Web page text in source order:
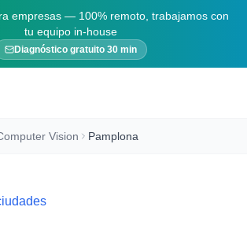
empresas — 100% remoto, trabajamos con
tu equipo in-house
Diagnóstico gratuito 30 min
Vision Pamplona